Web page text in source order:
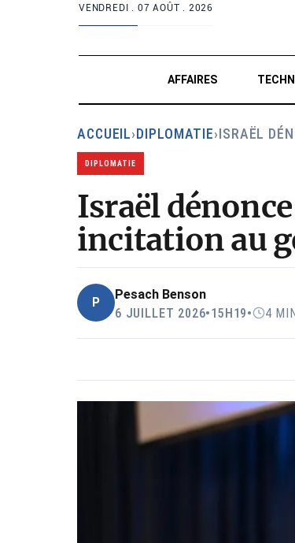
VENDREDI . 07 AOÛT . 2026
AFFAIRES
ACCUEIL›DIPLOMATIE›ISRAËL
DIPLOMATIE
Israël
incitation au
P
Pesach Benson
6 JUILLET 2026•15H19• 4